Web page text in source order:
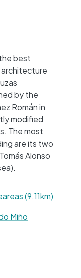
best
by the
Román in
modified
The most
are its two
Alonso
(9.11km)
Miño